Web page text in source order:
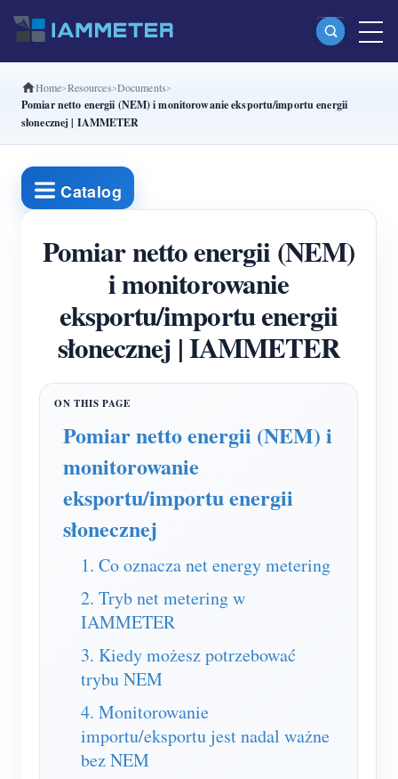
Produkty
Dwufazowy licznik energii Wi-Fi split-phase
(WEM2067)
Trójfazowy licznik energii Wi-Fi (WEM3046T)
Trójfazowy licznik energii Wi-Fi (WEM3050T)
Kontroler mocy WiFi
Usługa self-hosting
Ładowarka EV
Symulator IAMMETER
Licznik wirtualny
System prognozowania i symulacji energii
Aplikacje
Monitor energii systemu PV
Monitor zużycia energii elektrycznej
System sterowania grzałką PV
Automatyka domowa
Monitorowanie energii w fabryce
Sklep
Zasoby
Szybki start produktu
Dokumentacja
Film instruktażowy
Społeczność
Program współtwórców
Centrum współtwórców
Rozwiązania
Kontakt
Home Resources Documents
Pomiar netto energii (NEM) i monitorowanie eksportu/importu energii
słonecznej | IAMMETER
Catalog
Pomiar netto energii (NEM)
i monitorowanie
eksportu/importu energii
słonecznej | IAMMETER
Pomiar netto energii (NEM) i
monitorowanie
eksportu/importu energii
słonecznej
1. Co oznacza net energy metering
2. Tryb net metering w
IAMMETER
3. Kiedy możesz potrzebować
trybu NEM
4. Monitorowanie
importu/eksportu jest nadal ważne
bez NEM